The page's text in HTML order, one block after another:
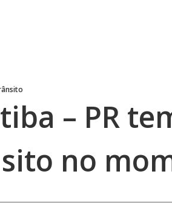
– PR
no